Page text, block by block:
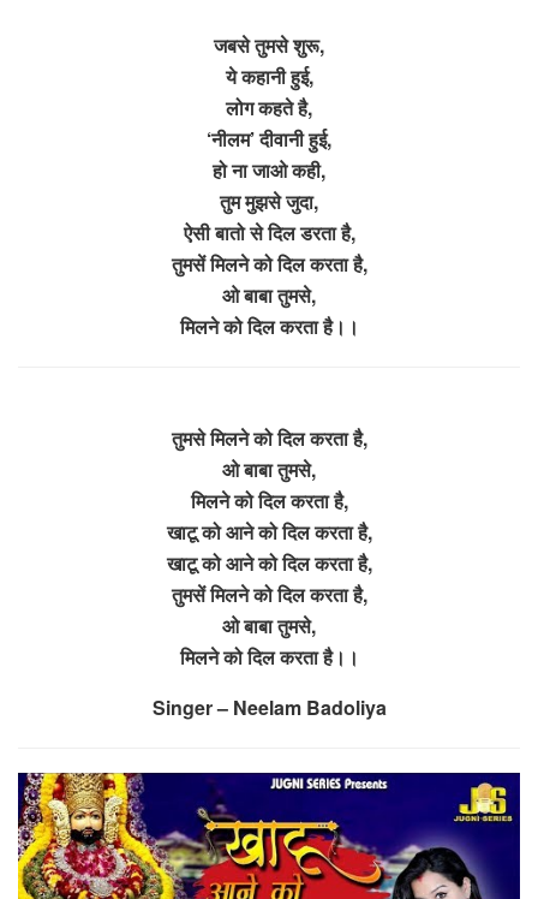
जबसे तुमसे शुरू,
ये कहानी हुई,
लोग कहते है,
‘नीलम’ दीवानी हुई,
हो ना जाओ कही,
तुम मुझसे जुदा,
ऐसी बातो से दिल डरता है,
तुमसें मिलने को दिल करता है,
ओ बाबा तुमसे,
मिलने को दिल करता है।।
तुमसे मिलने को दिल करता है,
ओ बाबा तुमसे,
मिलने को दिल करता है,
खाटू को आने को दिल करता है,
खाटू को आने को दिल करता है,
तुमसें मिलने को दिल करता है,
ओ बाबा तुमसे,
मिलने को दिल करता है।।
Singer – Neelam Badoliya